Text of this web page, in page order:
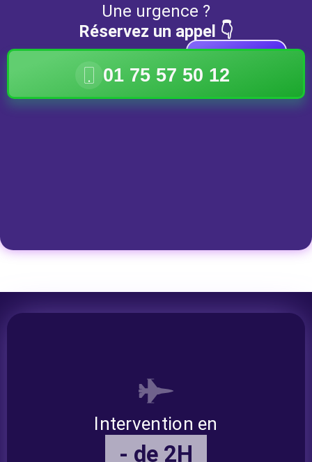
Une urgence ?
Réservez un appel 👇
01 75 57 50 12
DISPONIBLE
Intervention en
- de 2H